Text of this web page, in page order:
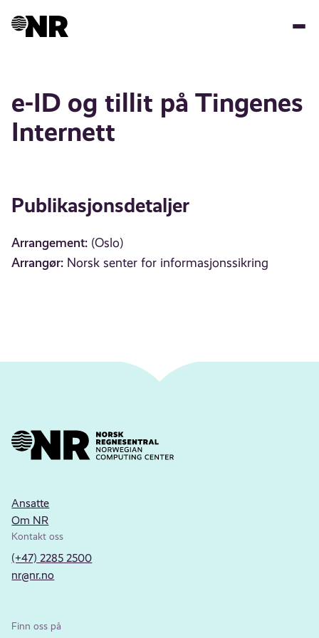
e-ID og tillit på Tingenes
Internett
Publikasjonsdetaljer
Arrangement: (Oslo)
Arrangør: Norsk senter for informasjonssikring
Ansatte
Om NR
Kontakt oss
(+47) 2285 2500
nr@nr.no
Finn oss på